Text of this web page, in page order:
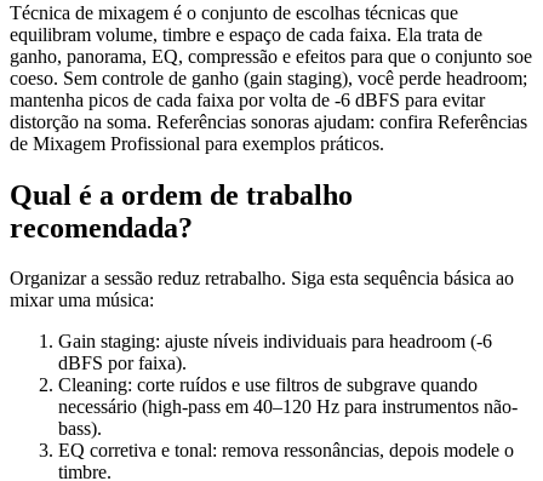
Técnica de mixagem é o conjunto de escolhas técnicas que
equilibram volume, timbre e espaço de cada faixa. Ela trata de
ganho, panorama, EQ, compressão e efeitos para que o conjunto soe
coeso. Sem controle de ganho (gain staging), você perde headroom;
mantenha picos de cada faixa por volta de -6 dBFS para evitar
distorção na soma. Referências sonoras ajudam: confira Referências
de Mixagem Profissional para exemplos práticos.
Qual é a ordem de trabalho
recomendada?
Organizar a sessão reduz retrabalho. Siga esta sequência básica ao
mixar uma música:
Gain staging: ajuste níveis individuais para headroom (-6
dBFS por faixa).
Cleaning: corte ruídos e use filtros de subgrave quando
necessário (high-pass em 40–120 Hz para instrumentos não-
bass).
EQ corretiva e tonal: remova ressonâncias, depois modele o
timbre.